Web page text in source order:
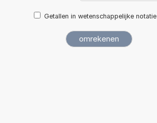
Getallen in wetenschappelijke notatie